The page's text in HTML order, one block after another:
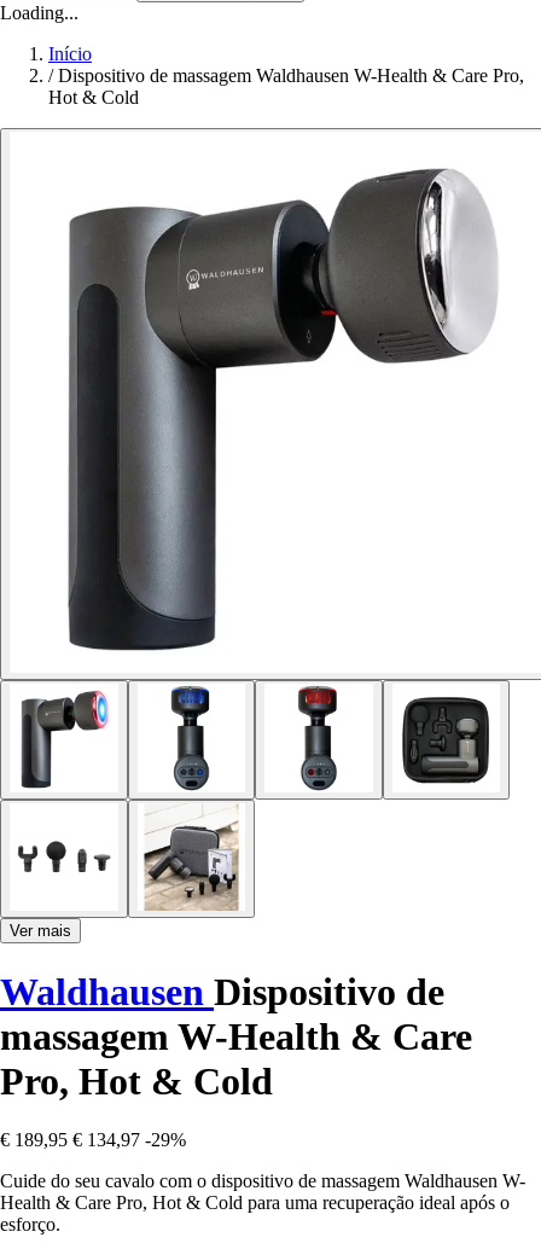
Loading...
Início
/ Dispositivo de massagem Waldhausen W-Health & Care Pro,
Hot & Cold
Ver mais
Waldhausen Dispositivo de
massagem W-Health & Care
Pro, Hot & Cold
€ 189,95 € 134,97 -29%
Cuide do seu cavalo com o dispositivo de massagem Waldhausen W-
Health & Care Pro, Hot & Cold para uma recuperação ideal após o
esforço.